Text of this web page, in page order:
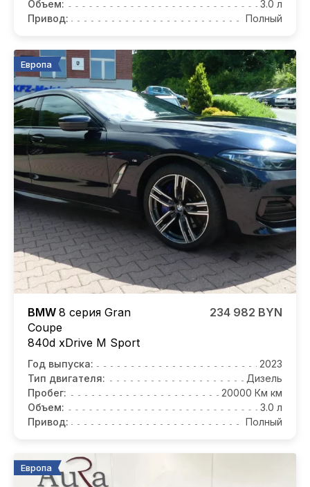
Объем:
3.0 л
Привод:
Полный
Европа
BMW 8 серия Gran
Coupe
840d xDrive M Sport
234 982 BYN
Год выпуска:
2023
Тип двигателя:
Дизель
Пробег:
20000 Км км
Объем:
3.0 л
Привод:
Полный
Европа